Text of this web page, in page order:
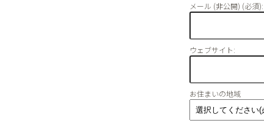
メール (非公開) (必須):
ウェブサイト:
お住まいの地域